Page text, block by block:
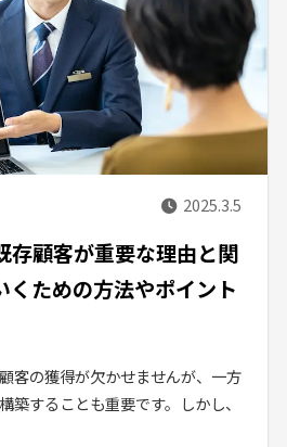
2025.3.5
存顧客が重要な理由と関
くための方法やポイント
客の獲得が欠かせませんが、一方
築することも重要です。しかし、